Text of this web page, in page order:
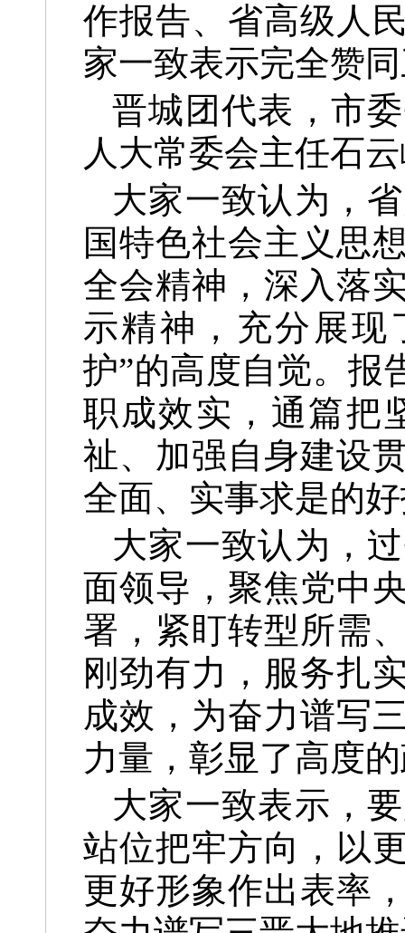
作报告、省高级人
家一致表示完全赞
晋城团代表，市
人大常委会主任石
大家一致认为，
国特色社会主义思
全会精神，深入落
示精神，充分展现
护”的高度自觉。报
职成效实，通篇把
祉、加强自身建设
全面、实事求是的
大家一致认为，
面领导，聚焦党中
署，紧盯转型所需
刚劲有力，服务扎
成效，为奋力谱写
力量，彰显了高度
大家一致表示，
站位把牢方向，以
更好形象作出表率